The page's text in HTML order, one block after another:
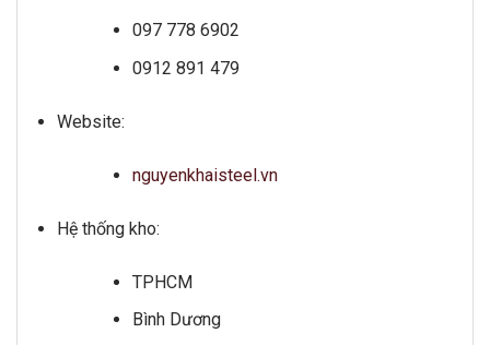
097 778 6902
0912 891 479
Website:
nguyenkhaisteel.vn
Hệ thống kho:
TPHCM
Bình Dương